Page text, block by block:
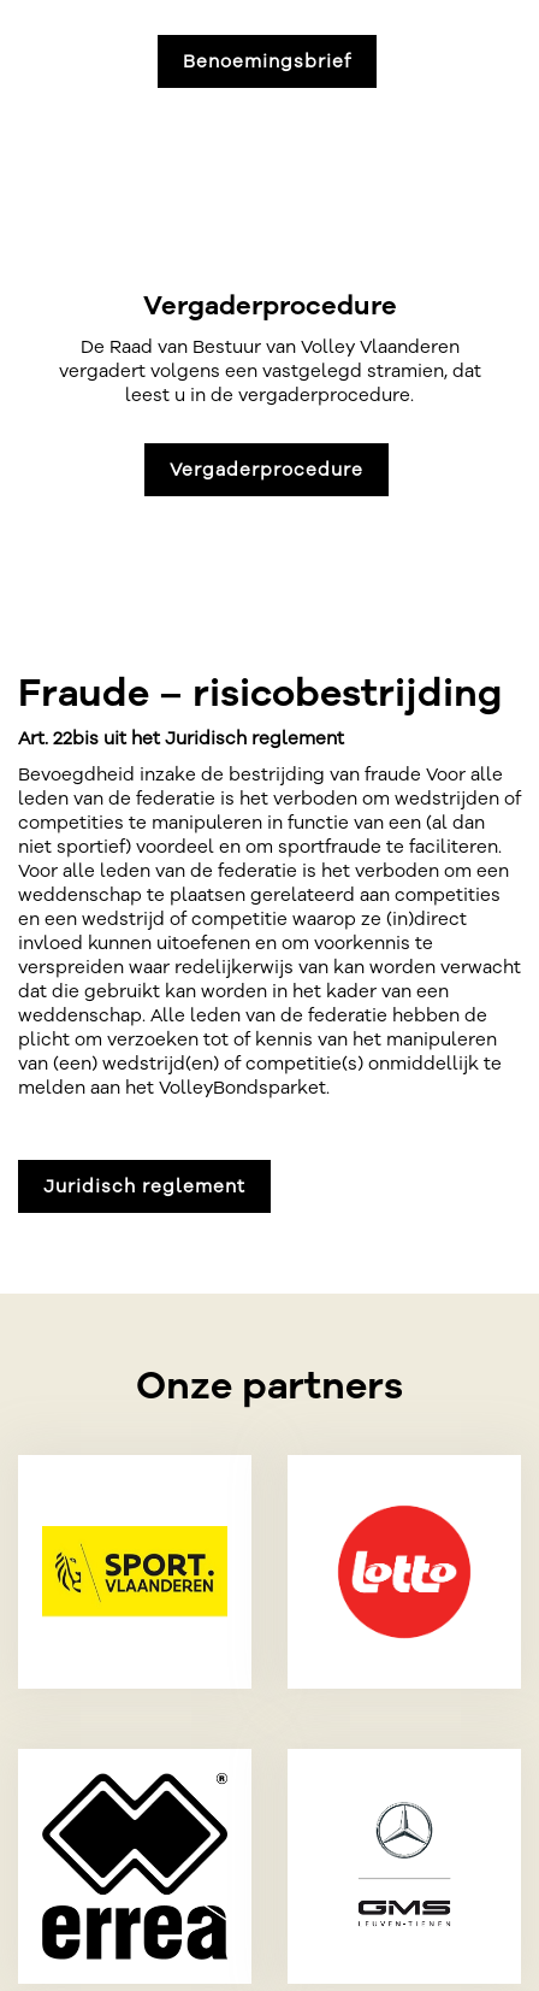
Benoemingsbrief
Vergaderprocedure
De Raad van Bestuur van Volley Vlaanderen
vergadert volgens een vastgelegd stramien, dat
leest u in de vergaderprocedure.
Vergaderprocedure
Fraude – risicobestrijding
Art. 22bis uit het Juridisch reglement
Bevoegdheid inzake de bestrijding van fraude Voor alle
leden van de federatie is het verboden om wedstrijden of
competities te manipuleren in functie van een (al dan
niet sportief) voordeel en om sportfraude te faciliteren.
Voor alle leden van de federatie is het verboden om een
weddenschap te plaatsen gerelateerd aan competities
en een wedstrijd of competitie waarop ze (in)direct
invloed kunnen uitoefenen en om voorkennis te
verspreiden waar redelijkerwijs van kan worden verwacht
dat die gebruikt kan worden in het kader van een
weddenschap. Alle leden van de federatie hebben de
plicht om verzoeken tot of kennis van het manipuleren
van (een) wedstrijd(en) of competitie(s) onmiddellijk te
melden aan het VolleyBondsparket.
Juridisch reglement
Onze partners